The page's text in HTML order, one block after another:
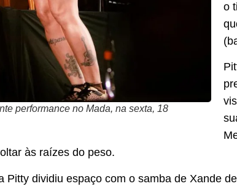
performance no Mada, na sexta, 18
o
às raízes do peso.
Pitty dividiu espaço com o samba de Xande